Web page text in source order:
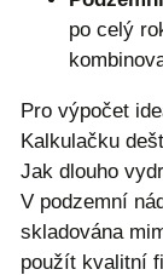
po celý
Pro výpočet
Kalkulačku
Jak dlouho
V podzemní
skladována
použít kvalitní